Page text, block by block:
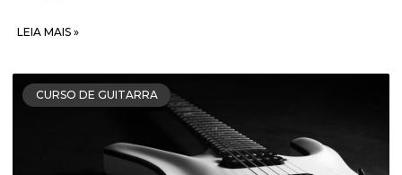
LEIA MAIS »
CURSO DE GUITARRA